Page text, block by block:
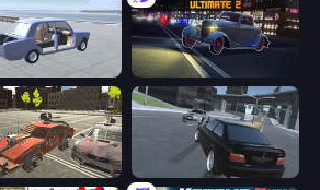
Simulator
Cars 3D Transporter Hot Pursuit